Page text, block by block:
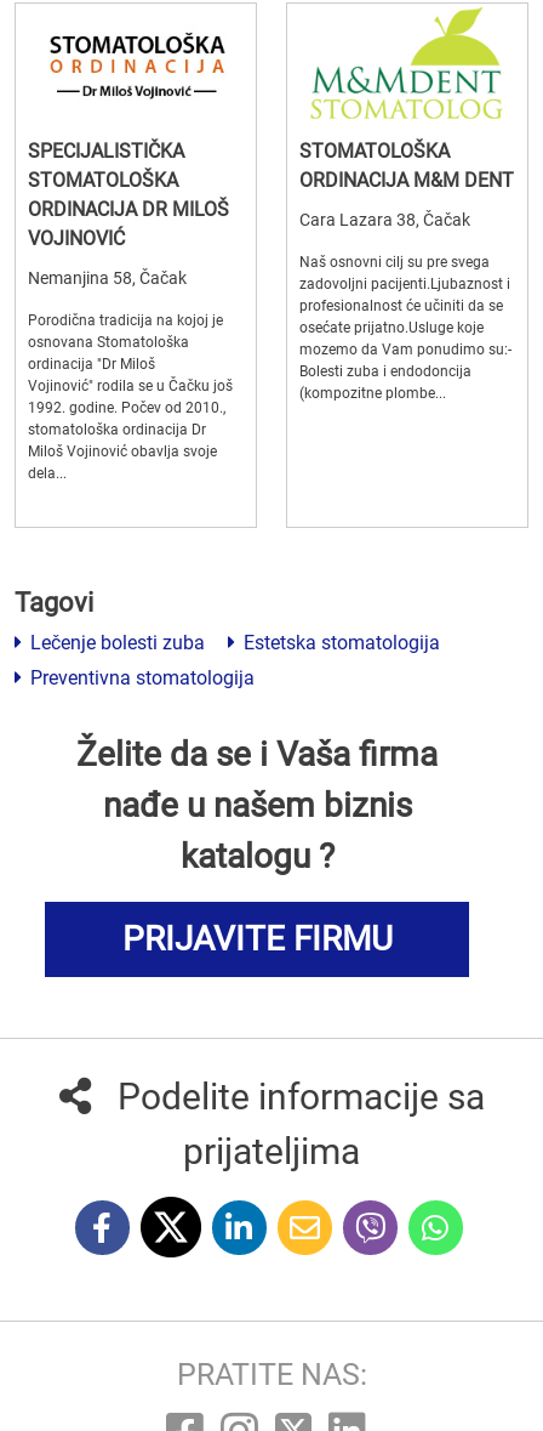
SPECIJALISTIČKA
STOMATOLOŠKA
ORDINACIJA DR MILOŠ
VOJINOVIĆ
Nemanjina 58, Čačak
Porodična tradicija na kojoj je
osnovana Stomatološka
ordinacija "Dr Miloš
Vojinović" rodila se u Čačku još
1992. godine. Počev od 2010.,
stomatološka ordinacija Dr
Miloš Vojinović obavlja svoje
dela...
STOMATOLOŠKA
ORDINACIJA M&M DENT
Cara Lazara 38, Čačak
Naš osnovni cilj su pre svega
zadovoljni pacijenti.Ljubaznost i
profesionalnost će učiniti da se
osećate prijatno.Usluge koje
mozemo da Vam ponudimo su:-
Bolesti zuba i endodoncija
(kompozitne plombe...
Tagovi
Lečenje bolesti zuba
Estetska stomatologija
Preventivna stomatologija
Želite da se i Vaša firma
nađe u našem biznis
katalogu ?
PRIJAVITE FIRMU
Podelite informacije sa
prijateljima
PRATITE NAS: